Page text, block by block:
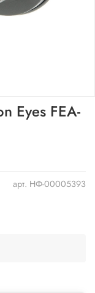
арт. НФ-00005393
Eyes FEA-